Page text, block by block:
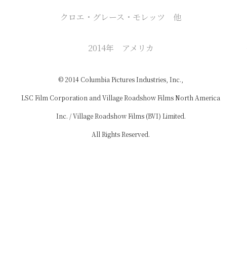
クロエ・グレース・モレッツ 他
2014年 アメリカ
© 2014 Columbia Pictures Industries, Inc.,
LSC Film Corporation and Village Roadshow Films North America
Inc. / Village Roadshow Films (BVI) Limited.
All Rights Reserved.